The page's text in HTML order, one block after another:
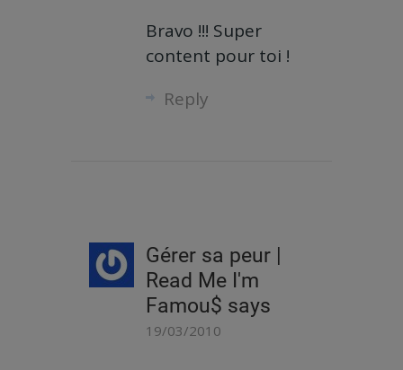
Bravo !!! Super
content pour toi !
Reply
Gérer sa peur |
Read Me I'm
Famou$ says
19/03/2010